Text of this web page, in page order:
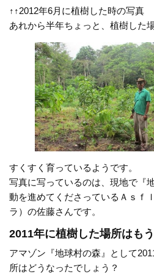
↑↑2012年6月に植樹した時の写真
あれから半年ちょっと、植樹した
すくすく育っているようです。
写真に写っているのは、現地で『
動を進めてくださっているＡｓｆ
ラ）の佐藤さんです。
2011年に植樹した場所はも
アマゾン『地球村の森』として
所はどうなったでしょう？